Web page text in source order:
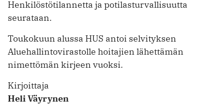
Henkilöstötilannetta ja potilasturvallisuutta
seurataan.
Toukokuun alussa HUS antoi selvityksen
Aluehallintovirastolle hoitajien lähettämän
nimettömän kirjeen vuoksi.
Kirjoittaja
Heli Väyrynen